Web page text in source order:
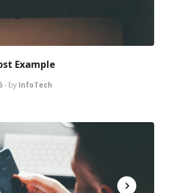
Example
- by InfoTech